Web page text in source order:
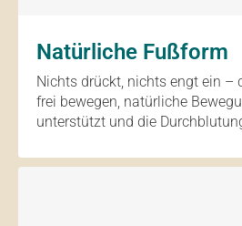
Natürliche Fußform
Nichts drückt, nichts engt ein –
frei bewegen, natürliche
unterstützt und die